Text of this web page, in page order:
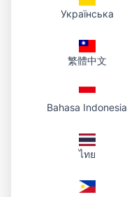
Українська
繁體中文
Bahasa Indonesia
ไทย